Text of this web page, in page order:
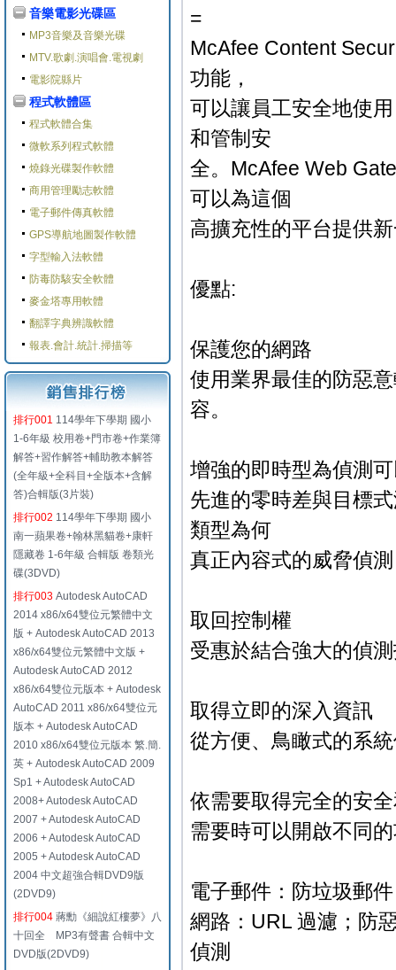
音樂電影光碟區
MP3音樂及音樂光碟
MTV.歌劇.演唱會.電視劇
電影院縣片
程式軟體區
程式軟體合集
微軟系列程式軟體
燒錄光碟製作軟體
商用管理勵志軟體
電子郵件傳真軟體
GPS導航地圖製作軟體
字型輸入法軟體
防毒防駭安全軟體
麥金塔專用軟體
翻譯字典辨識軟體
報表.會計.統計.掃描等
排行001 114學年下學期 國小
1-6年級 校用卷+門市卷+作業簿
解答+習作解答+輔助教本解答
(全年級+全科目+全版本+含解
答)合輯版(3片裝)
排行002 114學年下學期 國小
南一蘋果卷+翰林黑貓卷+康軒
隱藏卷 1-6年級 合輯版 卷類光
碟(3DVD)
排行003 Autodesk AutoCAD
2014 x86/x64雙位元繁體中文
版 + Autodesk AutoCAD 2013
x86/x64雙位元繁體中文版 +
Autodesk AutoCAD 2012
x86/x64雙位元版本 + Autodesk
AutoCAD 2011 x86/x64雙位元
版本 + Autodesk AutoCAD
2010 x86/x64雙位元版本 繁.簡.
英 + Autodesk AutoCAD 2009
Sp1 + Autodesk AutoCAD
2008+ Autodesk AutoCAD
2007 + Autodesk AutoCAD
2006 + Autodesk AutoCAD
2005 + Autodesk AutoCAD
2004 中文超強合輯DVD9版
(2DVD9)
排行004 蔣勳《細說紅樓夢》八
十回全 MP3有聲書 合輯中文
DVD版(2DVD9)
=
McAfee Content
功能，
可以讓員工安全地使
和管制安
全。McAfee Web
可以為這個
高擴充性的平台提供
優點:
保護您的網路
使用業界最佳的防惡
容。
增強的即時型為偵測
先進的零時差與目標
類型為何
真正內容式的威脅偵測
取回控制權
受惠於結合強大的偵
取得立即的深入資訊
從方便、鳥瞰式的系
依需要取得完全的安
需要時可以開啟不同
電子郵件：防垃圾郵
網路：URL 過濾；防
偵測